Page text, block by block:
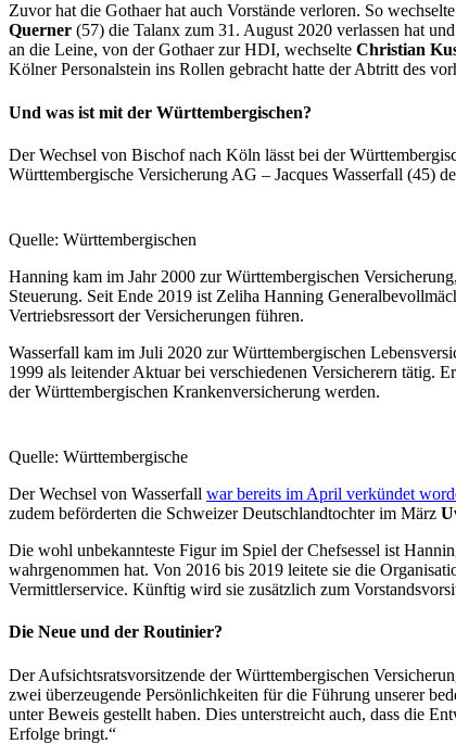
Zuvor hat die Gothaer hat auch Vorstände verloren. So wechselte
Querner (57) die Talanx zum 31. August 2020 verlassen hat
an die Leine, von der Gothaer zur HDI, wechselte Christian
Kölner Personalstein ins Rollen gebracht hatte der Abtritt des
Und was ist mit der Württembergischen?
Der Wechsel von Bischof nach Köln lässt bei der
Württembergische Versicherung AG – Jacques Wasserfall (45)
Quelle: Württembergischen
Hanning kam im Jahr 2000 zur Württembergischen
Steuerung. Seit Ende 2019 ist Zeliha Hanning
Vertriebsressort der Versicherungen führen.
Wasserfall kam im Juli 2020 zur Württembergischen
1999 als leitender Aktuar bei verschiedenen Versicherern tätig.
der Württembergischen Krankenversicherung werden.
Quelle: Württembergische
Der Wechsel von Wasserfall war bereits im April verkündet
zudem beförderten die Schweizer Deutschlandtochter im März
Die wohl unbekannteste Figur im Spiel der Chefsessel ist
wahrgenommen hat. Von 2016 bis 2019 leitete sie die
Vermittlerservice. Künftig wird sie zusätzlich zum
Die Neue und der Routinier?
Der Aufsichtsratsvorsitzende der Württembergischen
zwei überzeugende Persönlichkeiten für die Führung unserer
unter Beweis gestellt haben. Dies unterstreicht auch, dass die
Erfolge bringt.“